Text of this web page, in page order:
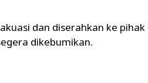
dan diserahkan ke pihak
dikebumikan.